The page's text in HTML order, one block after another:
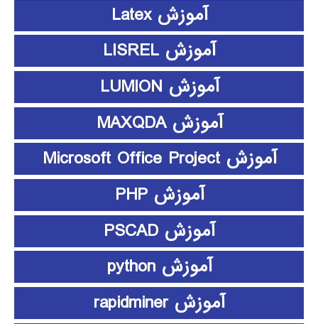
آموزش Latex
آموزش LISREL
آموزش LUMION
آموزش MAXQDA
آموزش Microsoft Office Project
آموزش PHP
آموزش PSCAD
آموزش python
آموزش rapidminer